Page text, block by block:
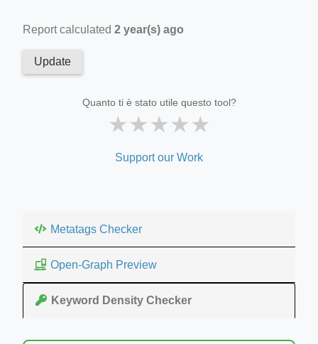
Report calculated 2 year(s) ago
Update
Quanto ti è stato utile questo tool?
★★★★★
Support our Work
Metatags Checker
Open-Graph Preview
Keyword Density Checker